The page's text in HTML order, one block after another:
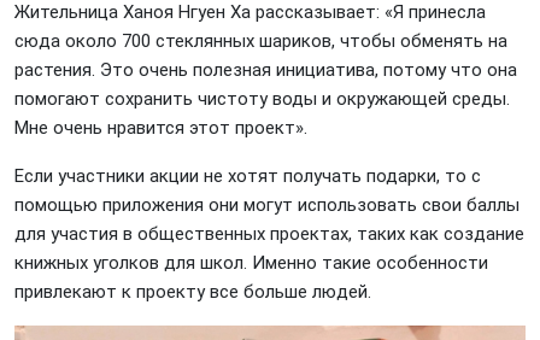
Жительница Ханоя Нгуен Ха рассказывает: «Я принесла
сюда около 700 стеклянных шариков, чтобы обменять на
растения. Это очень полезная инициатива, потому что она
помогают сохранить чистоту воды и окружающей среды.
Мне очень нравится этот проект».
Если участники акции не хотят получать подарки, то с
помощью приложения они могут использовать свои баллы
для участия в общественных проектах, таких как создание
книжных уголков для школ. Именно такие особенности
привлекают к проекту все больше людей.